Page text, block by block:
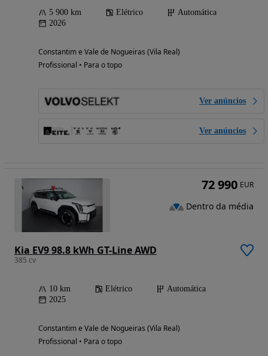
5 900 km Elétrico
Automática
2026
Constantim e Vale de Nogueiras (Vila Real)
Profissional • Para o topo
Ver anúncios
Ver anúncios
Kia EV9 98.8 kWh GT-Line AWD
385 cv
10 km Elétrico
Automática
2025
Constantim e Vale de Nogueiras (Vila Real)
Profissional • Para o topo
72 990 EUR
Dentro da média